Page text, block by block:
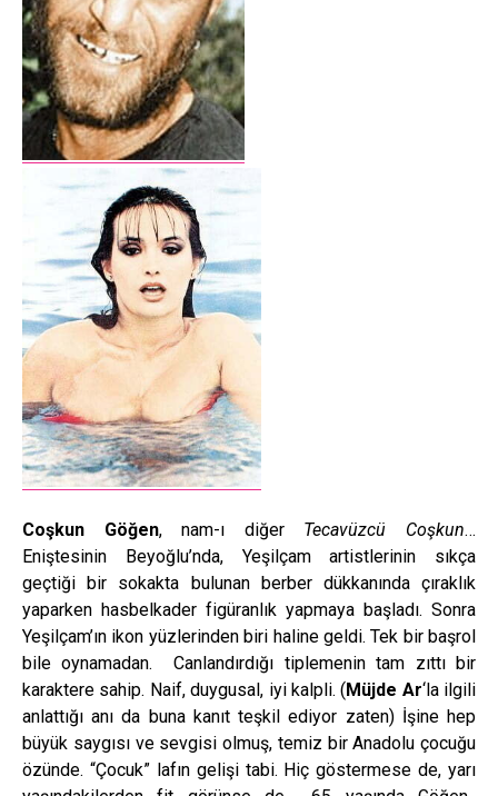
Coşkun Göğen, nam-ı diğer Tecavüzcü Coşkun…
Eniştesinin Beyoğlu’nda, Yeşilçam artistlerinin sıkça
geçtiği bir sokakta bulunan berber dükkanında çıraklık
yaparken hasbelkader figüranlık yapmaya başladı. Sonra
Yeşilçam’ın ikon yüzlerinden biri haline geldi. Tek bir başrol
bile oynamadan. Canlandırdığı tiplemenin tam zıttı bir
karaktere sahip. Naif, duygusal, iyi kalpli. ( Müjde Ar‘la ilgili
anlattığı anı da buna kanıt teşkil ediyor zaten) İşine hep
büyük saygısı ve sevgisi olmuş, temiz bir Anadolu çocuğu
özünde. “Çocuk” lafın gelişi tabi. Hiç göstermese de, yarı